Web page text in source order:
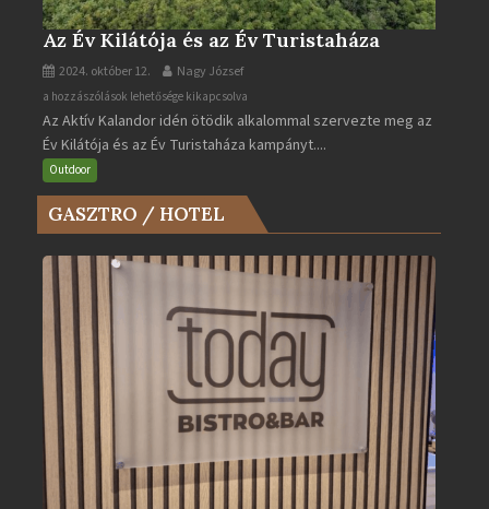
Az Év Kilátója és az Év Turistaháza
2024. október 12. Nagy József
Az
Év
Kilátója
és
az
Év
bejegyzéshez
a hozzászólások lehetősége kikapcsolva
Az Aktív Kalandor idén ötödik alkalommal szervezte meg az
Év Kilátója és az Év Turistaháza kampányt....
Outdoor
GASZTRO / HOTEL